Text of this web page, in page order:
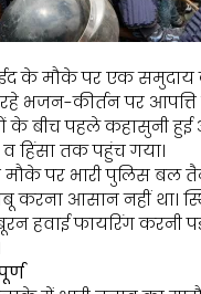
के मौके पर एक समुदाय
भजन-कीर्तन पर आपत्ति
के बीच पहले कहासुनी
हिंसा तक पहुंच गया।
पर भारी पुलिस बल
करना आसान नहीं था।
हवाई फायरिंग करनी